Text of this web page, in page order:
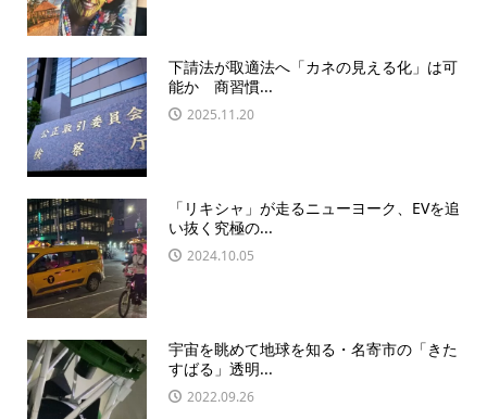
下請法が取適法へ「カネの見える化」は可
能か 商習慣...
2025.11.20
「リキシャ」が走るニューヨーク、EVを追
い抜く究極の...
2024.10.05
宇宙を眺めて地球を知る・名寄市の「きた
すばる」透明...
2022.09.26